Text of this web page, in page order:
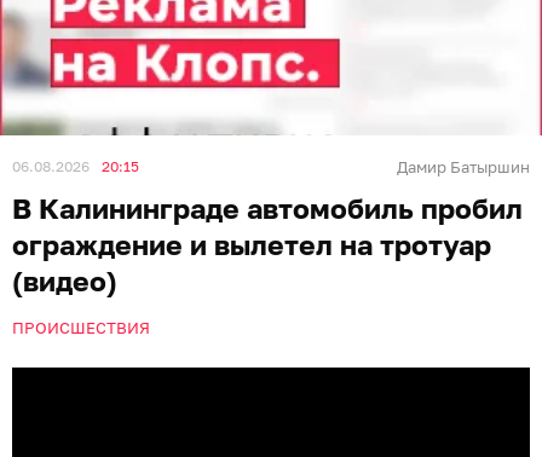
06.08.2026 20:15 Дамир Батыршин
В Калининграде автомобиль пробил
ограждение и вылетел на тротуар
(видео)
ПРОИСШЕСТВИЯ